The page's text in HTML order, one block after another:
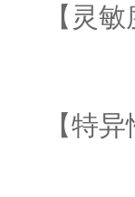
【灵敏度
【特异性